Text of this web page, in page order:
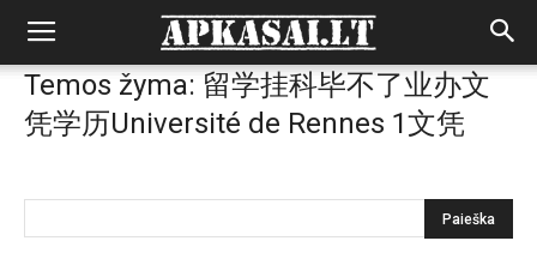
Temos žyma: 留学挂科毕不了业办文
凭学历Université de Rennes 1文凭